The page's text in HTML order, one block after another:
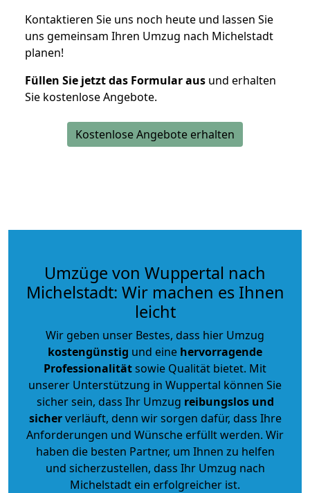
Kontaktieren Sie uns noch heute und lassen Sie
uns gemeinsam Ihren Umzug nach Michelstadt
planen!
Füllen Sie jetzt das Formular aus und erhalten
Sie kostenlose Angebote.
Kostenlose Angebote erhalten
Umzüge von Wuppertal nach
Michelstadt: Wir machen es Ihnen
leicht
Wir geben unser Bestes, dass hier Umzug
kostengünstig und eine hervorragende
Professionalitätsowie Qualität bietet. Mit
unserer Unterstützung in Wuppertal können Sie
sicher sein, dass Ihr Umzug reibungslos und
sicherverläuft, denn wir sorgen dafür, dass Ihre
Anforderungen und Wünsche erfüllt werden. Wir
haben die besten Partner, um Ihnen zu helfen
und sicherzustellen, dass Ihr Umzug nach
Michelstadt ein erfolgreicher ist.